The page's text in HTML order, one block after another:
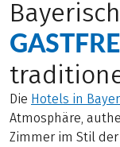
Die Hotels in
Atmosphäre,
Zimmer im Stil